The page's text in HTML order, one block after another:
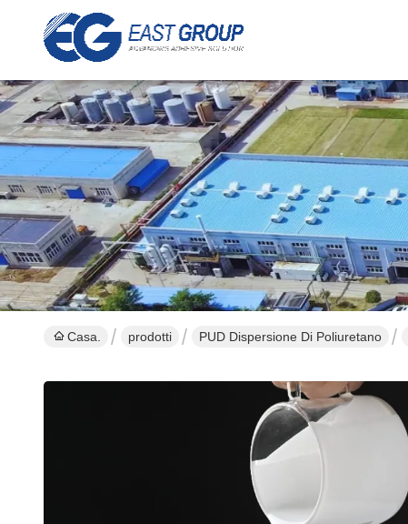
Casa. prodotti PUD Dispersione Di Poliuretano